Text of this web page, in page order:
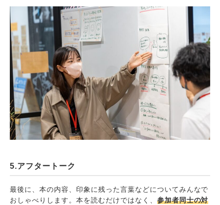
5.アフタートーク
最後に、本の内容、印象に残った言葉などについてみんなで
おしゃべりします。本を読むだけではなく、 参加者同士の対